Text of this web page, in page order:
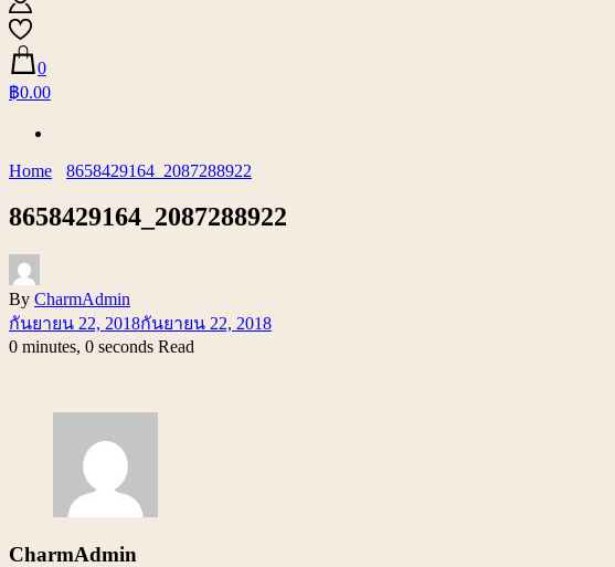
0
฿0.00
Home 8658429164_2087288922
8658429164_2087288922
By CharmAdmin
กันยายน 22, 2018กันยายน 22, 2018
0 minutes, 0 seconds Read
CharmAdmin